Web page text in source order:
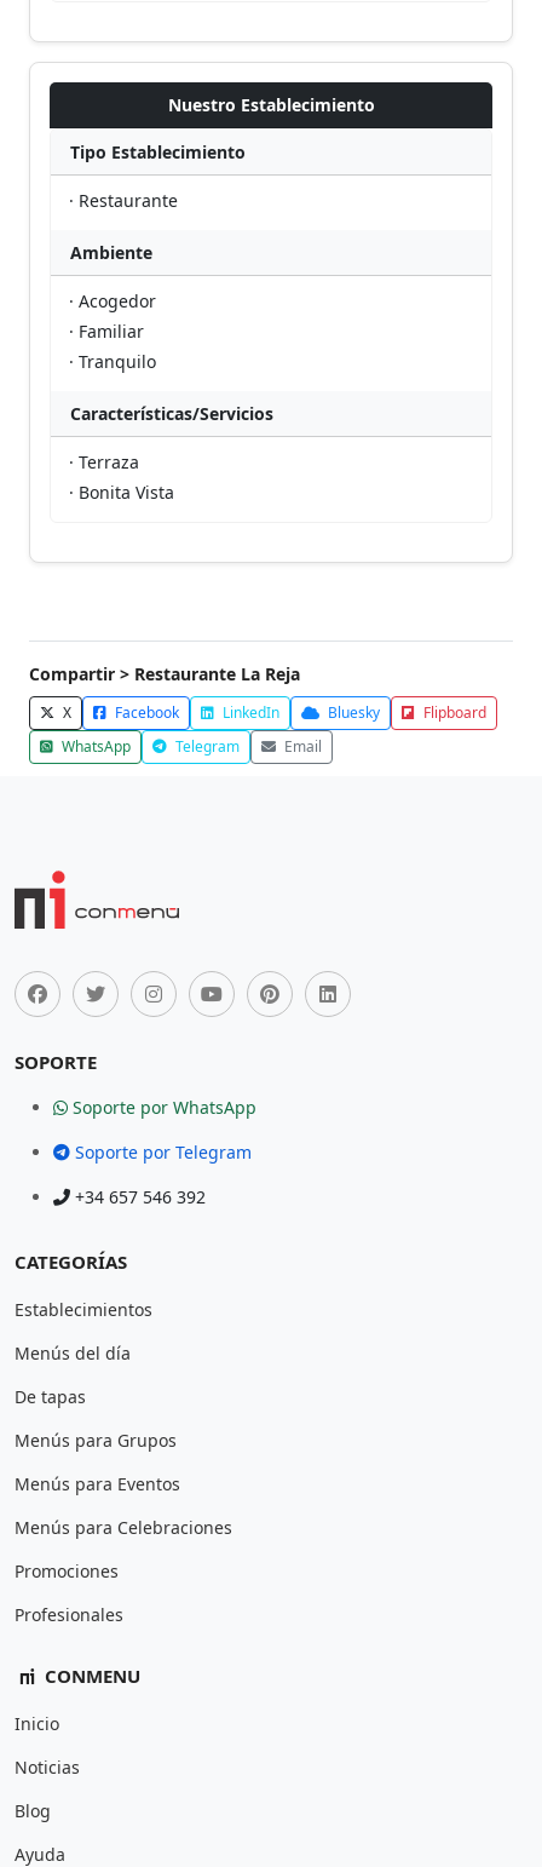
Nuestro Establecimiento
Tipo Establecimiento
· Restaurante
Ambiente
· Acogedor
· Familiar
· Tranquilo
Características/Servicios
· Terraza
· Bonita Vista
Compartir > Restaurante La Reja
X Facebook LinkedIn Bluesky
Flipboard
WhatsApp
Telegram Email
SOPORTE
Soporte por WhatsApp
Soporte por Telegram
+34 657 546 392
CATEGORÍAS
Establecimientos
Menús del día
De tapas
Menús para Grupos
Menús para Eventos
Menús para Celebraciones
Promociones
Profesionales
CONMENU
Inicio
Noticias
Blog
Ayuda